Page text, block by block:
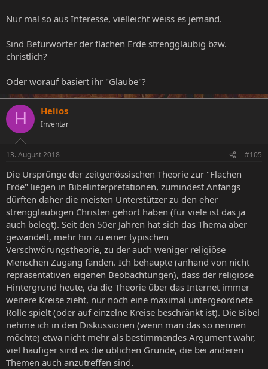
Nur mal so aus Interesse, vielleicht weiss es jemand.
Sind Befürworter der flachen Erde strenggläubig bzw.
christlich?
Oder worauf basiert ihr "Glaube"?
H Helios
Inventar
13. August 2018 #105
Die Ursprünge der zeitgenössischen Theorie zur "Flachen
Erde" liegen in Bibelinterpretationen, zumindest Anfangs
dürften daher die meisten Unterstützer zu den eher
strenggläubigen Christen gehört haben (für viele ist das ja
auch belegt). Seit den 50er Jahren hat sich das Thema aber
gewandelt, mehr hin zu einer typischen
Verschwörungstheorie, zu der auch weniger religiöse
Menschen Zugang fanden. Ich behaupte (anhand von nicht
repräsentativen eigenen Beobachtungen), dass der religiöse
Hintergrund heute, da die Theorie über das Internet immer
weitere Kreise zieht, nur noch eine maximal untergeordnete
Rolle spielt (oder auf einzelne Kreise beschränkt ist). Die Bibel
nehme ich in den Diskussionen (wenn man das so nennen
möchte) etwa nicht mehr als bestimmendes Argument wahr,
viel häufiger sind es die üblichen Gründe, die bei anderen
Themen auch anzutreffen sind.